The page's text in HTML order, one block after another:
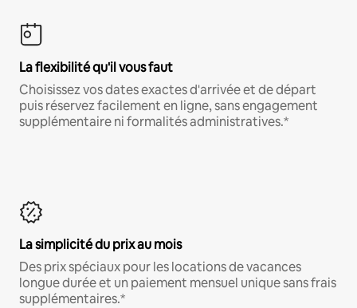
La flexibilité qu'il vous faut
Choisissez vos dates exactes d'arrivée et de départ
puis réservez facilement en ligne, sans engagement
supplémentaire ni formalités administratives.*
La simplicité du prix au mois
Des prix spéciaux pour les locations de vacances
longue durée et un paiement mensuel unique sans frais
supplémentaires.*